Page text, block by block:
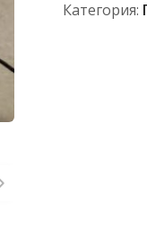
Категория: